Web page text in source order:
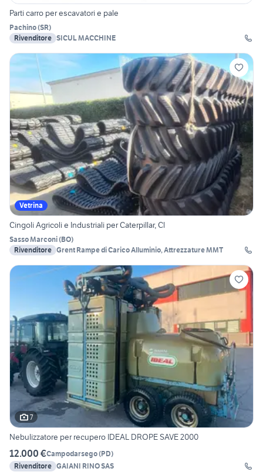
Parti carro per escavatori e pale
Pachino(SR)
Rivenditore SICUL MACCHINE
Vetrina
Cingoli Agricoli e Industriali per Caterpillar, Cl
Sasso Marconi(BO)
Rivenditore Grent Rampe di Carico Alluminio, Attrezzature MMT
7
Nebulizzatore per recupero IDEAL DROPE SAVE 2000
12.000 €Campodarsego(PD)
Rivenditore GAIANI RINO SAS